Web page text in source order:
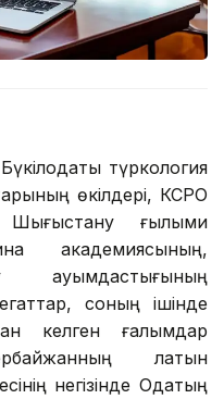
түркология
өкілдері, КСРО
ғылыми
академиясының,
қауымдастығының
соның ішінде
келген ғалымдар
латын
негізінде Одақтың